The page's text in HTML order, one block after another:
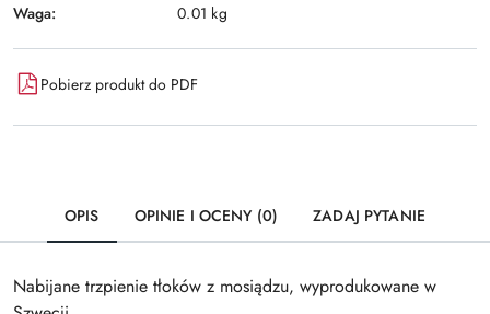
Waga: 0.01 kg
Pobierz produkt do PDF
OPIS OPINIE I OCENY (0) ZADAJ PYTANIE
Nabijane trzpienie tłoków z mosiądzu, wyprodukowane w